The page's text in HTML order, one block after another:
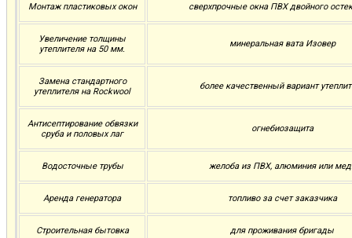
Монтаж пластиковых окон сверхпрочные окна ПВХ двойного
Увеличение толщины
утеплителя на 50 мм.
минеральная вата Изовер
Замена стандартного
утеплителя на Rockwool
более качественный вариант
Антисептирование обвязки
сруба и половых лаг
огнебиозащита
Водосточные трубы желоба из ПВХ, алюминия или
Аренда генератора топливо за счет заказчика
Строительная бытовка для проживания бригады